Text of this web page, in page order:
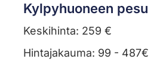
Kylpyhuoneen pesu
Keskihinta: 259 €
Hintajakauma: 99 - 487€